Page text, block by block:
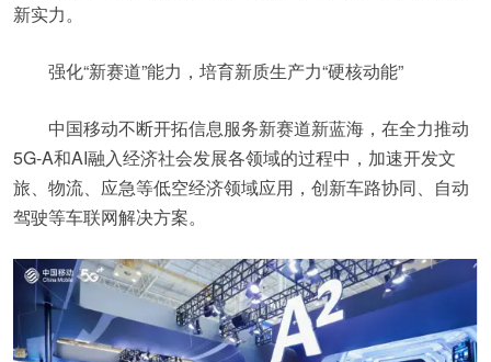
新实力。
强化“新赛道”能力，培育新质生产力“硬核动能”
中国移动不断开拓信息服务新赛道新蓝海，在全力推动
5G-A和AI融入经济社会发展各领域的过程中，加速开发文
旅、物流、应急等低空经济领域应用，创新车路协同、自动
驾驶等车联网解决方案。